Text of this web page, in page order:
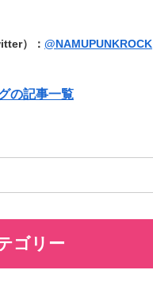
）： @NAMUPUNKROCK
の記事一覧
ゴリー